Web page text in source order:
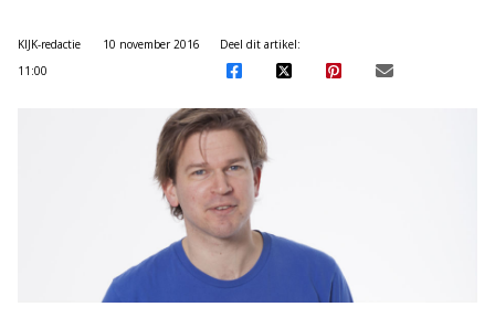
KIJK-redactie
10 november 2016
11:00
Deel dit artikel: